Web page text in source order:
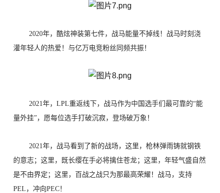
2020年，酷炫神装第七件，战马能量不掉线！战马时刻浇
灌年轻人的热爱！与亿万电竞粉丝同频共振！
2021年，LPL重返线下，战马作为中国选手们最可靠的“能
量外挂”，愿每位选手打破沉寂，登场破万象！
2021年，战马看到了新的战场，这里，枪林弹雨铸就钢铁
的意志；这里，既长缨在手必将擒住苍龙；这里，年轻气盛自然
是不由界定；这里，百战之战只为那最高荣耀！战马，支持
PEL，冲向PEC！